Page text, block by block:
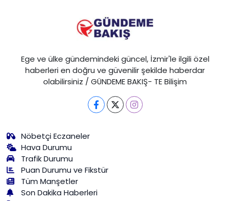
Ege ve ülke gündemindeki güncel, İzmir'le ilgili özel
haberleri en doğru ve güvenilir şekilde haberdar
olabilirsiniz / GÜNDEME BAKIŞ- TE Bilişim
Nöbetçi Eczaneler
Hava Durumu
Trafik Durumu
Puan Durumu ve Fikstür
Tüm Manşetler
Son Dakika Haberleri